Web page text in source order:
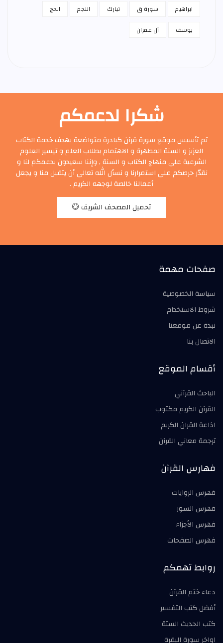
ابراهيم
سورة ق تبارك النجم
الحج
يوسف
آل عمران
شكرا لدعمكم
تم تأسيس موقع سورة قرآن كبادرة متواضعة بهدف خدمة الكتاب
العزيز و السنة المطهرة و الاهتمام بطلاب العلم و تيسير العلوم
الشرعية على منهاج الكتاب و السنة , وإننا سعيدون بدعمكم لنا و
نقدّر حرصكم على استمرارنا و نسأل الله تعالى أن يتقبل منا و يجعل
أعمالنا خالصة لوجهه الكريم .
تحميل المصحف الشريف
صفحات مهمة
سياسة الخصوصية
شروط الاستخدام
نبذة عن موقعنا
الاتصال بنا
أقسام الموقع
الباحث القرآني
القرآن الكريم مكتوب
اذاعة القران الكريم
ترجمة معاني القرآن
فهارس القرآن
فهرس الروايات
فهرس السور
فهرس الأجزاء
فهرس الصفحات
روابط تهمكم
دعاء ختم القرآن
أفضل كتب التفسير
كتب الحديث الستة
اواخر سورة البقرة